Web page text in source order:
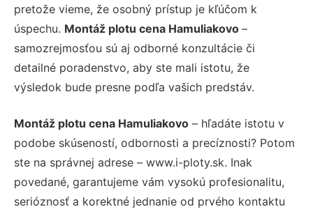
pretože vieme, že osobný prístup je kľúčom k
úspechu. Montáž plotu cena Hamuliakovo –
samozrejmosťou sú aj odborné konzultácie či
detailné poradenstvo, aby ste mali istotu, že
výsledok bude presne podľa vašich predstáv.
Montáž plotu cena Hamuliakovo – hľadáte istotu v
podobe skúseností, odbornosti a precíznosti? Potom
ste na správnej adrese – www.i-ploty.sk. Inak
povedané, garantujeme vám vysokú profesionalitu,
serióznosť a korektné jednanie od prvého kontaktu